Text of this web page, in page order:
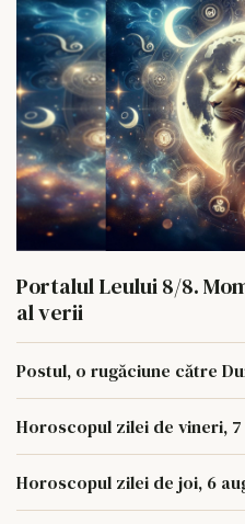
Portalul Leului 8/8.
al verii
Postul, o rugăciune către
Horoscopul zilei de vineri,
Horoscopul zilei de joi, 6